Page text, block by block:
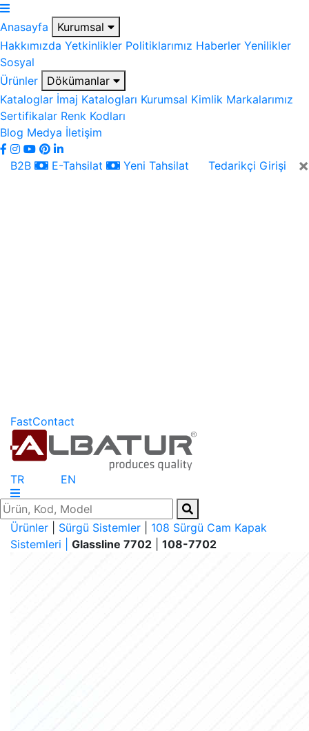
Anasayfa
Kurumsal
Hakkımızda Yetkinlikler Politiklarımız Haberler Yenilikler
Sosyal
Ürünler
Dökümanlar
Kataloglar İmaj Katalogları Kurumsal Kimlik Markalarımız
Sertifikalar Renk Kodları
Blog Medya İletişim
×
B2B E-Tahsilat Yeni Tahsilat Tedarikçi Girişi
FastContact
TR EN
Ürünler Sürgü Sistemler
108 Sürgü Cam Kapak
Sistemleri |
Glassline 7702 108-7702